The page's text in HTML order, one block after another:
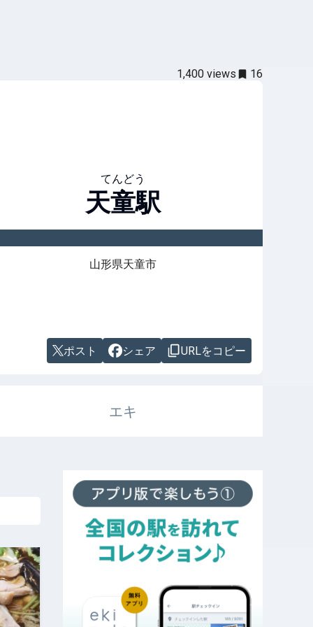
1,400 views 16
てんどう
天童駅
山形県天童市
ポスト シェア URLをコピー
エキ